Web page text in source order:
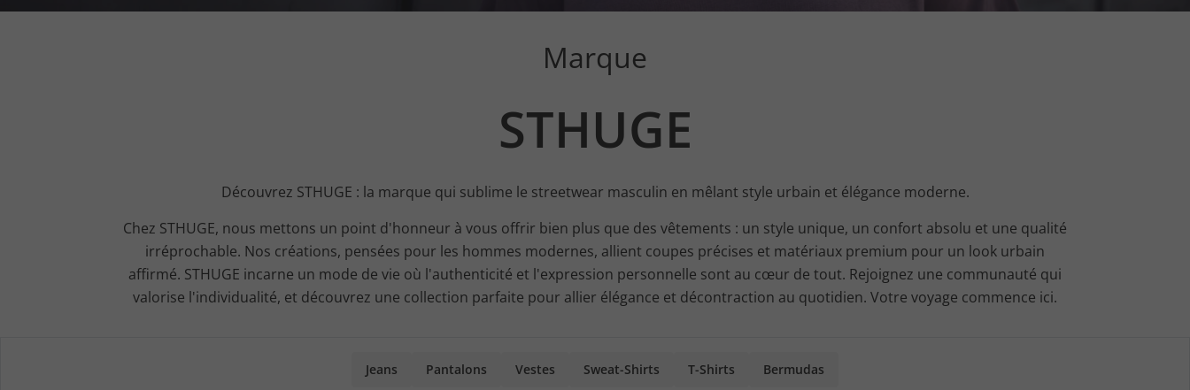
Marque
STHUGE
Découvrez STHUGE : la marque qui sublime le streetwear masculin en mêlant style urbain et élégance moderne.
Chez STHUGE, nous mettons un point d'honneur à vous offrir bien plus que des vêtements : un style unique, un confort absolu et une qualité
irréprochable. Nos créations, pensées pour les hommes modernes, allient coupes précises et matériaux premium pour un look urbain
affirmé. STHUGE incarne un mode de vie où l'authenticité et l'expression personnelle sont au cœur de tout. Rejoignez une communauté qui
valorise l'individualité, et découvrez une collection parfaite pour allier élégance et décontraction au quotidien. Votre voyage commence ici.
Jeans Pantalons Vestes Sweat-Shirts T-Shirts Bermudas